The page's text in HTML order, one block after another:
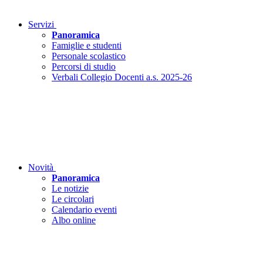
Servizi
Panoramica
Famiglie e studenti
Personale scolastico
Percorsi di studio
Verbali Collegio Docenti a.s. 2025-26
Novità
Panoramica
Le notizie
Le circolari
Calendario eventi
Albo online